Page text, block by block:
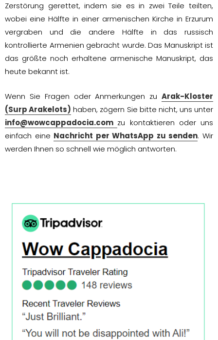
Zerstörung gerettet, indem sie es in zwei Teile teilten,
wobei eine Hälfte in einer armenischen Kirche in Erzurum
vergraben und die andere Hälfte in das russisch
kontrollierte Armenien gebracht wurde. Das Manuskript ist
das größte noch erhaltene armenische Manuskript, das
heute bekannt ist.
Wenn Sie Fragen oder Anmerkungen zu Arak-Kloster
(Surp Arakelots) haben, zögern Sie bitte nicht, uns unter
info@wowcappadocia.com zu kontaktieren oder uns
einfach eine Nachricht per WhatsApp zu senden. Wir
werden Ihnen so schnell wie möglich antworten.